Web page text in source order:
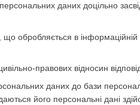
даних доцільно
що обробляється в
правових відносин
даних до бази
його персональні дані